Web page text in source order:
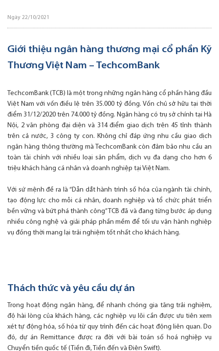
Ngày 22/10/2021
Giới thiệu ngân hàng thương mại cổ phần Kỹ
Thương Việt Nam – TechcomBank
TechcomBank (TCB) là một trong những ngân hàng cổ phần hàng đầu
Việt Nam với vốn điều lệ trên 35.000 tỷ đồng. Vốn chủ sở hữu tại thời
điểm 31/12/2020 trên 74.000 tỷ đồng. Ngân hàng có trụ sở chính tại Hà
Nội, 2 văn phòng đại diện và 314 điểm giao dịch trên 45 tỉnh thành
trên cả nước, 3 công ty con. Không chỉ đáp ứng nhu cầu giao dịch
ngân hàng thông thường mà TechcomBank còn đảm bảo nhu cầu an
toàn tài chính với nhiều loại sản phẩm, dịch vụ đa dạng cho hơn 6
triệu khách hàng cá nhân và doanh nghiệp tại Việt Nam.
Với sứ mệnh đề ra là “Dẫn dắt hành trình số hóa của ngành tài chính,
tạo động lực cho mỗi cá nhân, doanh nghiệp và tổ chức phát triển
bền vững và bứt phá thành công” TCB đã và đang từng bước áp dụng
nhiều công nghệ và giải pháp phần mềm để tối ưu vận hành nghiệp
vụ đồng thời mang lại trải nghiệm tốt nhất cho khách hàng.
Thách thức và yêu cầu dự án
Trong hoạt động ngân hàng, để nhanh chóng gia tăng trải nghiệm,
độ hài lòng của khách hàng, các nghiệp vụ lõi cần được ưu tiên xem
xét tự động hóa, số hóa từ quy trình đến các hoạt động liên quan. Do
đó, dự án Remittance được ra đời với bài toán số hoá nghiệp vụ
Chuyển tiền quốc tế (Tiền đi, Tiền đến và Điện Swift).